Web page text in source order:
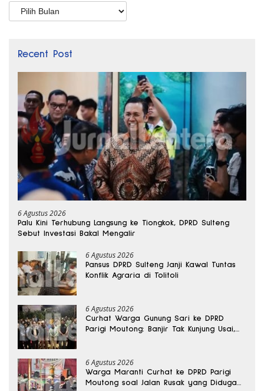
Arsip
Recent Post
6 Agustus 2026
Palu Kini Terhubung Langsung ke Tiongkok, DPRD Sulteng
Sebut Investasi Bakal Mengalir
6 Agustus 2026
Pansus DPRD Sulteng Janji Kawal Tuntas
Konflik Agraria di Tolitoli
6 Agustus 2026
Curhat Warga Gunung Sari ke DPRD
Parigi Moutong: Banjir Tak Kunjung Usai,
6 Agustus 2026
Warga Maranti Curhat ke DPRD Parigi
Moutong soal Jalan Rusak yang Diduga